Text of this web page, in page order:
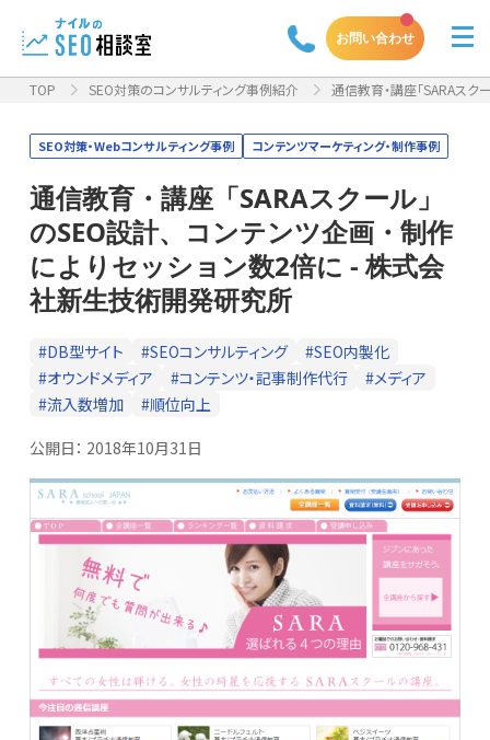
お問い合わせ
TOP SEO対策のコンサルティング事例紹介 通信教育・講座「SARAスク
SEO対策・Webコンサルティング事例 コンテンツマーケティング・制作事例
通信教育・講座「SARAスクール」
のSEO設計、コンテンツ企画・制作
によりセッション数2倍に - 株式会
社新生技術開発研究所
#DB型サイト #SEOコンサルティング
#SEO内製化
#オウンドメディア
#コンテンツ・記事制作代行
#メディア
#流入数増加
#順位向上
公開日： 2018年10月31日